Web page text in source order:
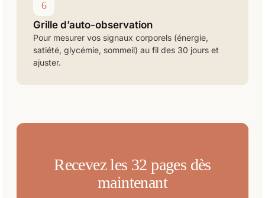
6
Grille d’auto-observation
Pour mesurer vos signaux corporels (énergie,
satiété, glycémie, sommeil) au fil des 30 jours et
ajuster.
Recevez les 32 pages dès
maintenant